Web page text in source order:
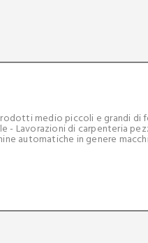
medio piccoli e grandi di
- Lavorazioni di carpenteria
automatiche in genere